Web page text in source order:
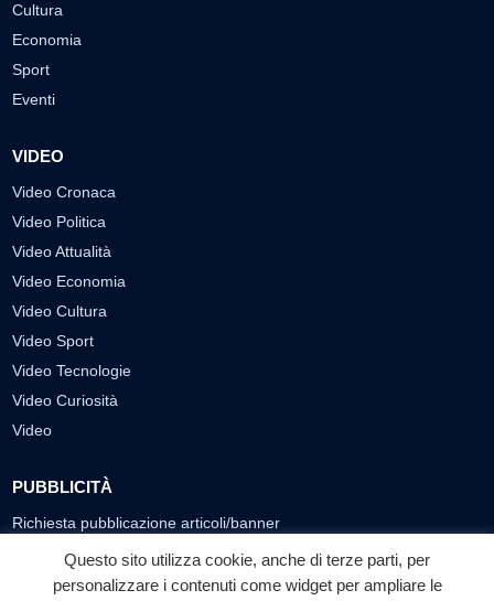
Cultura
Economia
Sport
Eventi
VIDEO
Video Cronaca
Video Politica
Video Attualità
Video Economia
Video Cultura
Video Sport
Video Tecnologie
Video Curiosità
Video
PUBBLICITÀ
Richiesta pubblicazione articoli/banner
SEGUICI SUI SOCIAL
Questo sito utilizza cookie, anche di terze parti, per
personalizzare i contenuti come widget per ampliare le